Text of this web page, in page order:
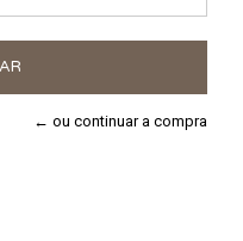
← ou continuar a compra